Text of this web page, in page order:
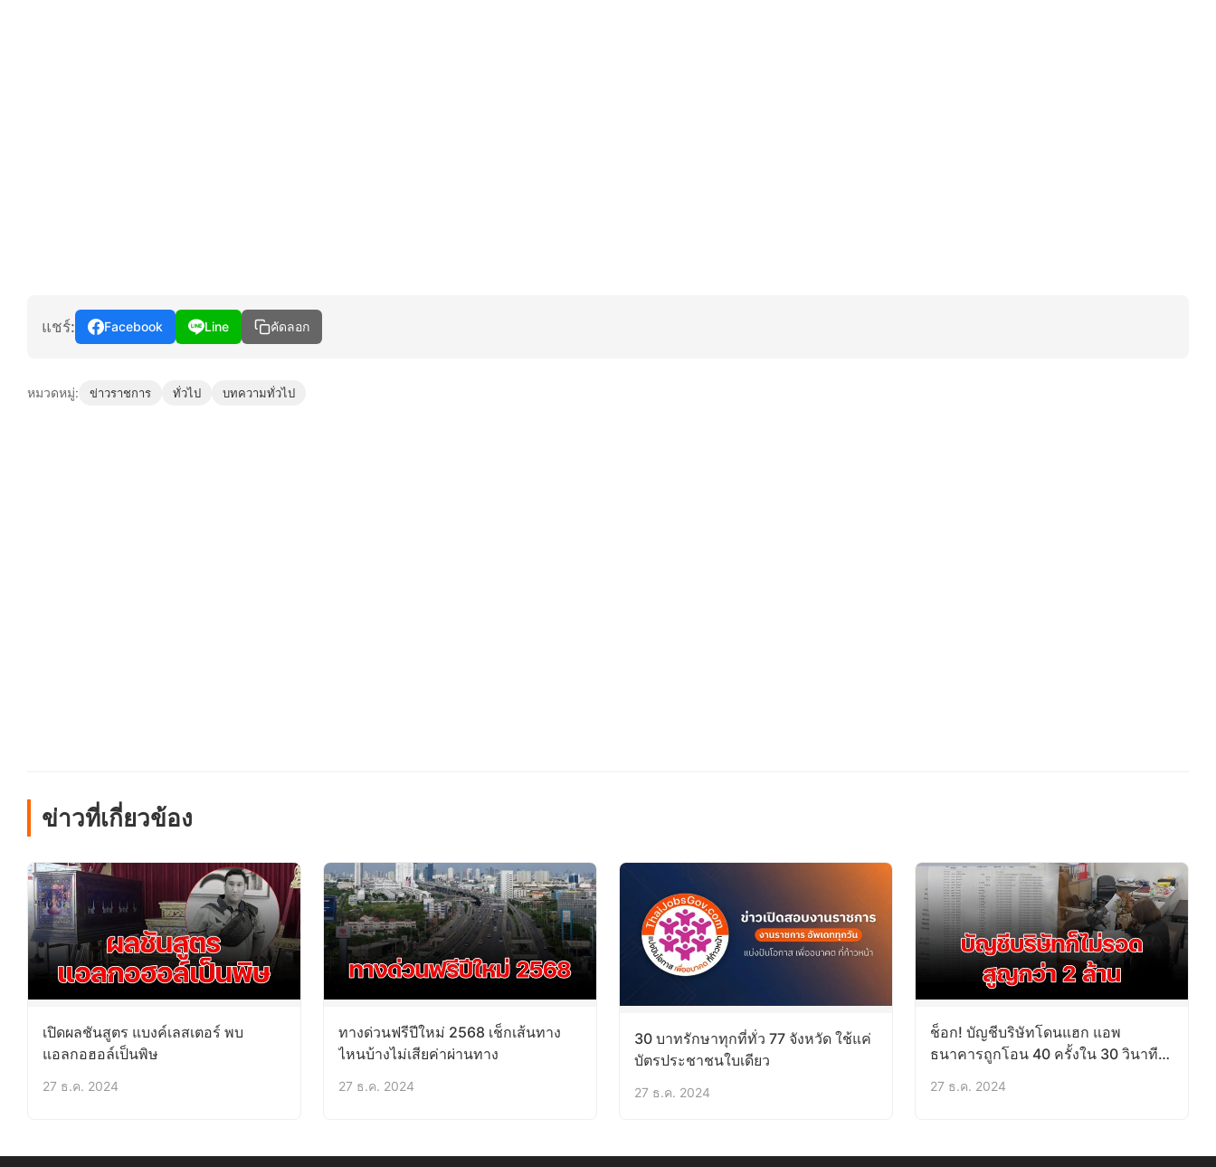
แชร์: Facebook Line คัดลอก
หมวดหมู่: ข่าวราชการ ทั่วไป บทความทั่วไป
ข่าวที่เกี่ยวข้อง
เปิดผลชันสูตร แบงค์เลสเตอร์ พบ
แอลกอฮอล์เป็นพิษ
27 ธ.ค. 2024
ทางด่วนฟรีปีใหม่ 2568 เช็กเส้นทาง
ไหนบ้างไม่เสียค่าผ่านทาง
27 ธ.ค. 2024
30 บาทรักษาทุกที่ทั่ว 77 จังหวัด ใช้แค่
บัตรประชาชนใบเดียว
27 ธ.ค. 2024
ช็อก! บัญชีบริษัทโดนแฮก แอพ
ธนาคารถูกโอน 40 ครั้งใน 30 วินาที
27 ธ.ค. 2024